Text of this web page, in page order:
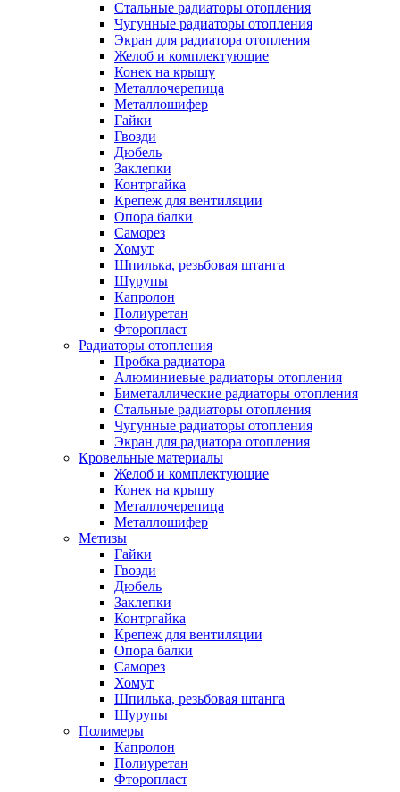
Стальные радиаторы отопления
Чугунные радиаторы отопления
Экран для радиатора отопления
Желоб и комплектующие
Конек на крышу
Металлочерепица
Металлошифер
Гайки
Гвозди
Дюбель
Заклепки
Контргайка
Крепеж для вентиляции
Опора балки
Саморез
Хомут
Шпилька, резьбовая штанга
Шурупы
Капролон
Полиуретан
Фторопласт
Радиаторы отопления
Пробка радиатора
Алюминиевые радиаторы отопления
Биметаллические радиаторы отопления
Стальные радиаторы отопления
Чугунные радиаторы отопления
Экран для радиатора отопления
Кровельные материалы
Желоб и комплектующие
Конек на крышу
Металлочерепица
Металлошифер
Метизы
Гайки
Гвозди
Дюбель
Заклепки
Контргайка
Крепеж для вентиляции
Опора балки
Саморез
Хомут
Шпилька, резьбовая штанга
Шурупы
Полимеры
Капролон
Полиуретан
Фторопласт